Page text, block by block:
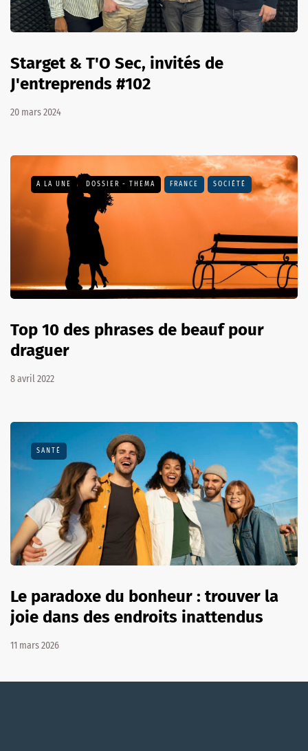
Starget & T'O Sec, invités de
J'entreprends #102
20 mars 2024
A LA UNE DOSSIER - THEMA FRANCE SOCIÉTÉ
Top 10 des phrases de beauf pour
draguer
8 avril 2022
SANTÉ
Le paradoxe du bonheur : trouver la
joie dans des endroits inattendus
11 mars 2026